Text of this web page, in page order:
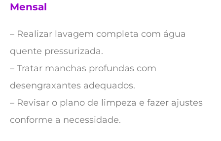
Mensal
– Realizar lavagem completa com água
quente pressurizada.
– Tratar manchas profundas com
desengraxantes adequados.
– Revisar o plano de limpeza e fazer ajustes
conforme a necessidade.